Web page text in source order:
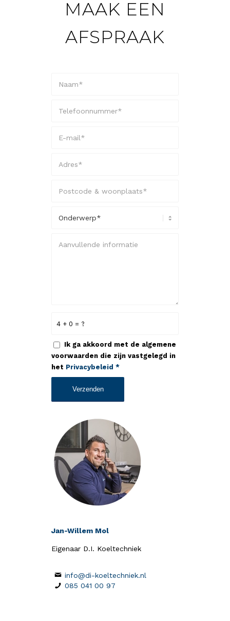
MAAK EEN
AFSPRAAK
4 + 0 = ?
Ik ga akkoord met de algemene
voorwaarden die zijn vastgelegd in
het Privacybeleid *
Jan-Willem Mol
Eigenaar D.I. Koeltechniek
info@di-koeltechniek.nl
085 041 00 97